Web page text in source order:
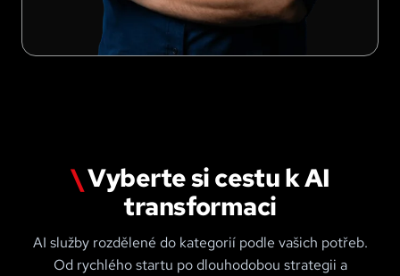
\Vyberte si cestu k AI
transformaci
AI služby rozdělené do kategorií podle vašich potřeb.
Od rychlého startu po dlouhodobou strategii a